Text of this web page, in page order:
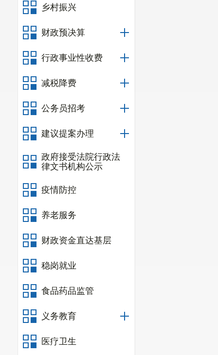
乡村振兴
财政预决算
行政事业性收费
减税降费
公务员招考
建议提案办理
政府接受法院行政法
律文书机构公示
疫情防控
养老服务
财政资金直达基层
稳岗就业
食品药品监管
义务教育
医疗卫生